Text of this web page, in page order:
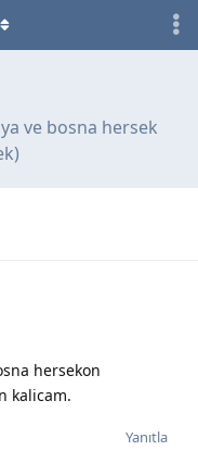
ve bosna hersek
hersekon
kalicam.
Yanıtla